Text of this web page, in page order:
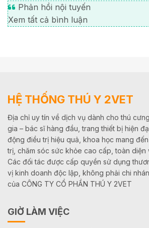
Phản hồi nội tuyến
Xem tất cả bình luận
HỆ THỐNG THÚ Y 2VET
Địa chỉ uy tín về dịch vụ dành cho thú
gia – bác sĩ hàng đầu, trang thiết bị hiện
động điều trị hiệu quả, khoa học mang
trị, chăm sóc sức khỏe cao cấp, toàn diện
Các đối tác được cấp quyền sử dụng
vị kinh doanh độc lập, không phải chi
của CÔNG TY CỔ PHẦN THÚ Y 2VET
GIỜ LÀM VIỆC